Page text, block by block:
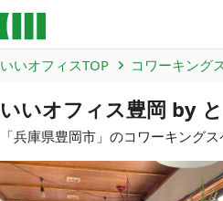
よくあるご質問
法人での利用
いいオフィスTOP コワーキング
いいオフィス豊岡 by
「兵庫県豊岡市 」のコワーキングス